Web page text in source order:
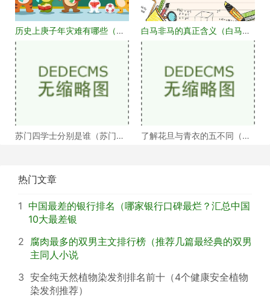
历史上庚子年灾难有哪些（庚
子年大事记盘点）
白马非马的真正含义（白马非
马何解）
苏门四学士分别是谁（苏门四
了解花旦与青衣的五不同（浅
热门文章
1 中国最差的银行排名（哪家银行口碑最烂？汇总中国
10大最差银
2 腐肉最多的双男主文排行榜（推荐几篇最经典的双男
主同人小说
3 安全纯天然植物染发剂排名前十（4个健康安全植物
染发剂推荐）